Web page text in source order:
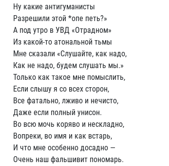
Ну какие антигуманисты
Разрешили этой *опе петь?»
А под утро в УВД «Отрадном»
Из какой-то атональной тьмы
Мне сказали «Слушайте, как надо,
Как не надо, будем слушать мы.»
Только как такое мне помыслить,
Если слышу я со всех сторон,
Все фатально, лживо и нечисто,
Даже если полный унисон.
Во всю мочь коряво и нескладно,
Вопреки, во имя и как встарь,
И что мне особенно досадно —
Очень наш фальшивит пономарь.